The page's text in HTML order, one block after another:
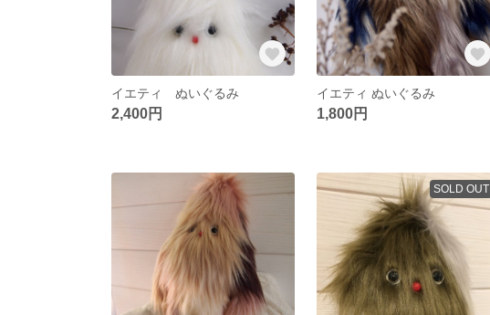
イエティ ぬいぐるみ
2,400円
イエティ ぬいぐるみ
1,800円
SOLD OUT